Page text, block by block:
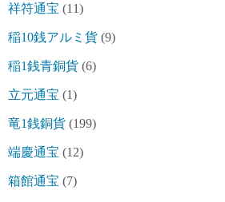
祥符通宝 (11)
稲10銭アルミ貨 (9)
稲1銭青銅貨 (6)
立元通宝 (1)
竜1銭銅貨 (199)
端慶通宝 (12)
箱館通宝 (7)